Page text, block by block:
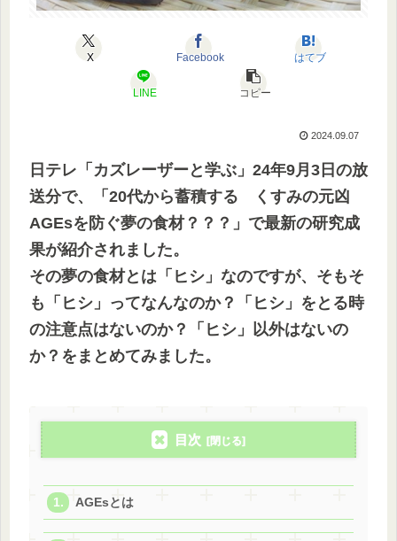
X Facebook はてブ
LINE コピー
2024.09.07
日テレ「カズレーザーと学ぶ」24年9月3日の放
送分で、「20代から蓄積する くすみの元凶
AGEsを防ぐ夢の食材？？？」で最新の研究成
果が紹介されました。
その夢の食材とは「ヒシ」なのですが、そもそ
も「ヒシ」ってなんなのか？「ヒシ」をとる時
の注意点はないのか？「ヒシ」以外はないの
か？を まとめてみました。
目次
AGEsとは